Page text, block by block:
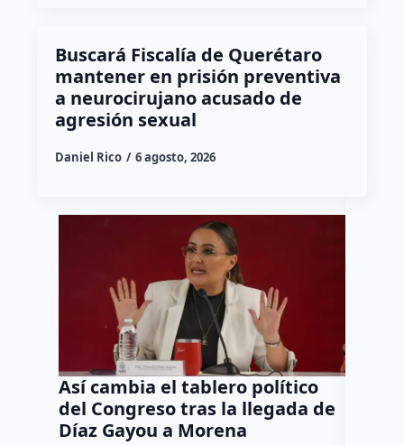
Buscará Fiscalía de Querétaro
mantener en prisión preventiva
a neurocirujano acusado de
agresión sexual
Daniel Rico 6 agosto, 2026
Así cambia el tablero político
del Congreso tras la llegada de
Díaz Gayou a Morena